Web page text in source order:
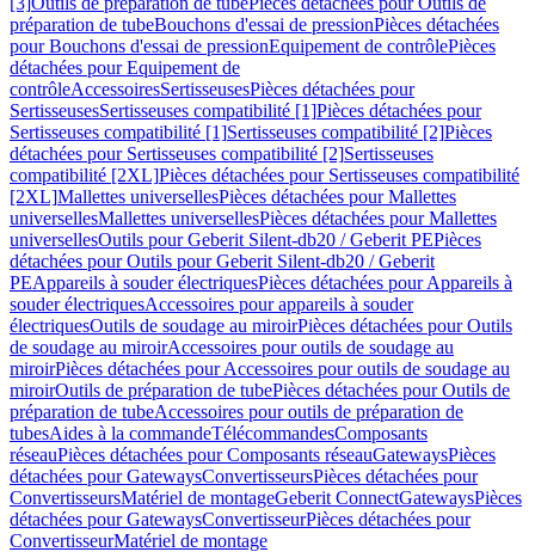
préparation de tubeBouchons d'essai de pressionPièces détachées
pour Bouchons d'essai de pressionEquipement de contrôlePièces
détachées pour Equipement de
contrôleAccessoiresSertisseusesPièces détachées pour
SertisseusesSertisseuses compatibilité [1]Pièces détachées pour
Sertisseuses compatibilité [1]Sertisseuses compatibilité [2]Pièces
détachées pour Sertisseuses compatibilité [2]Sertisseuses
compatibilité [2XL]Pièces détachées pour Sertisseuses compatibilité
[2XL]Mallettes universellesPièces détachées pour Mallettes
universellesMallettes universellesPièces détachées pour Mallettes
universellesOutils pour Geberit Silent-db20 / Geberit PEPièces
détachées pour Outils pour Geberit Silent-db20 / Geberit
PEAppareils à souder électriquesPièces détachées pour Appareils à
souder électriquesAccessoires pour appareils à souder
électriquesOutils de soudage au miroirPièces détachées pour Outils
de soudage au miroirAccessoires pour outils de soudage au
miroirPièces détachées pour Accessoires pour outils de soudage au
miroirOutils de préparation de tubePièces détachées pour Outils de
préparation de tubeAccessoires pour outils de préparation de
tubesAides à la commandeTélécommandesComposants
réseauPièces détachées pour Composants réseauGatewaysPièces
détachées pour GatewaysConvertisseursPièces détachées pour
ConvertisseursMatériel de montageGeberit ConnectGatewaysPièces
détachées pour GatewaysConvertisseurPièces détachées pour
ConvertisseurMatériel de montage